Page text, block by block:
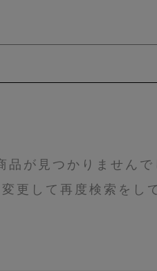
品が見つかりませんで
更して再度検索をし